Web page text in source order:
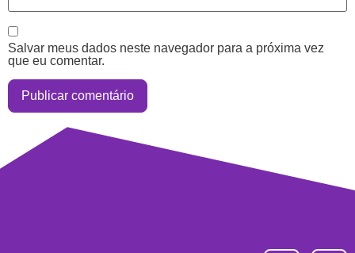
Salvar meus dados neste navegador para a próxima vez
que eu comentar.